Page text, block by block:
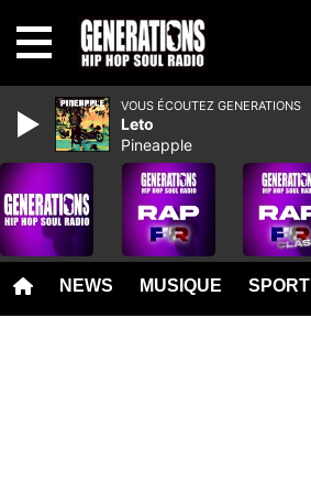
NEWS MUSIQUE SPORT
VOUS ÉCOUTEZ GENERATIONS
Leto
Pineapple